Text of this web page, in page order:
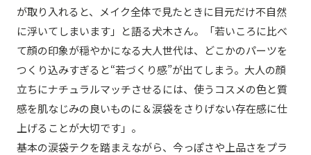
が取り入れると、メイク全体で見たときに目元だけ不自然
に浮いてしまいます」と語る犬木さん。「若いころに比べ
て顔の印象が穏やかになる大人世代は、どこかのパーツを
つくり込みすぎると“若づくり感”が出てしまう。大人の顔
立ちにナチュラルマッチさせるには、使うコスメの色と質
感を肌なじみの良いものに＆涙袋をさりげない存在感に仕
上げることが大切です」。
基本の涙袋テクを踏まえながら、今っぽさや上品さをプラ